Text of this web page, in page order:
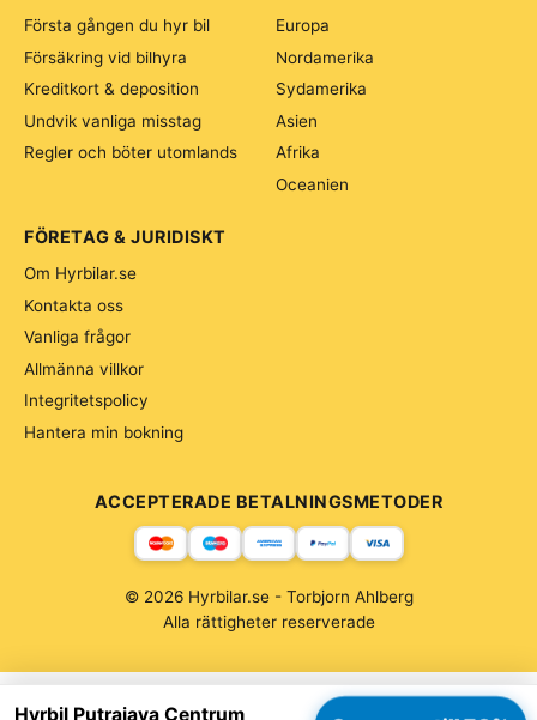
Hyrbil Putrajaya Centrum
Europa
Nordamerika
Sydamerika
Asien
Afrika
Oceanien
Första gången du hyr bil
Försäkring vid bilhyra
Kreditkort & deposition
Undvik vanliga misstag
Regler och böter utomlands
FÖRETAG & JURIDISKT
Om Hyrbilar.se
Kontakta oss
Vanliga frågor
Allmänna villkor
Integritetspolicy
Hantera min bokning
ACCEPTERADE BETALNINGSMETODER
© 2026 Hyrbilar.se - Torbjorn Ahlberg
Alla rättigheter reserverade